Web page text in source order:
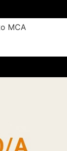
MCA